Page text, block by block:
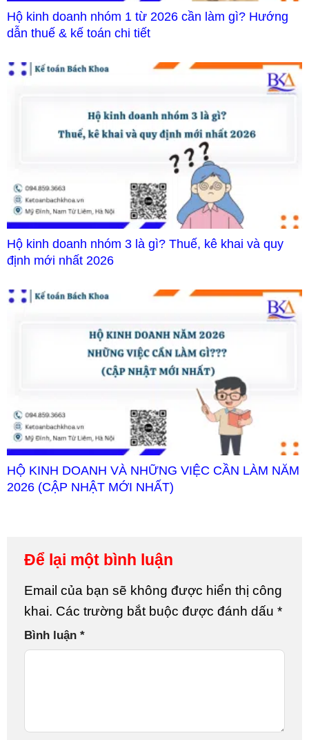
Hộ kinh doanh nhóm 1 từ 2026 cần làm gì? Hướng
dẫn thuế & kế toán chi tiết
Hộ kinh doanh nhóm 3 là gì? Thuế, kê khai và quy
định mới nhất 2026
HỘ KINH DOANH VÀ NHỮNG VIỆC CẦN LÀM NĂM
2026 (CẬP NHẬT MỚI NHẤT)
Để lại một bình luận
Email của bạn sẽ không được hiển thị công
khai. Các trường bắt buộc được đánh dấu *
Bình luận *